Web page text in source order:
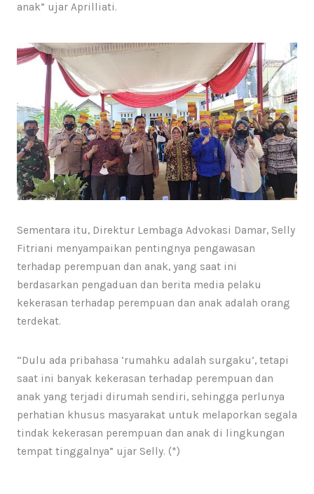
anak” ujar Aprilliati.
Sementara itu, Direktur Lembaga Advokasi Damar, Selly
Fitriani menyampaikan pentingnya pengawasan
terhadap perempuan dan anak, yang saat ini
berdasarkan pengaduan dan berita media pelaku
kekerasan terhadap perempuan dan anak adalah orang
terdekat.
“Dulu ada pribahasa ‘rumahku adalah surgaku’, tetapi
saat ini banyak kekerasan terhadap perempuan dan
anak yang terjadi dirumah sendiri, sehingga perlunya
perhatian khusus masyarakat untuk melaporkan segala
tindak kekerasan perempuan dan anak di lingkungan
tempat tinggalnya” ujar Selly. (*)